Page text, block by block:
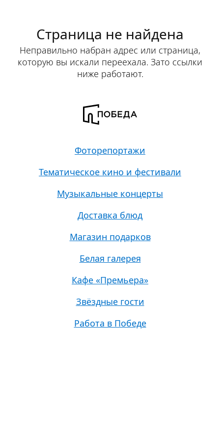
Страница не найдена
Неправильно набран адрес или страница,
которую вы искали переехала. Зато ссылки
ниже работают.
Фоторепортажи
Тематическое кино и фестивали
Музыкальные концерты
Доставка блюд
Магазин подарков
Белая галерея
Кафе «Премьера»
Звёздные гости
Работа в Победе